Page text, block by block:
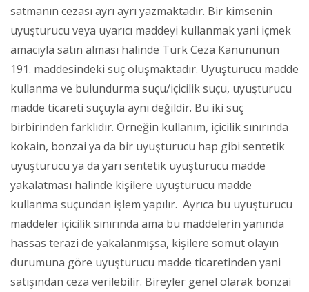
satmanın cezası ayrı ayrı yazmaktadır. Bir kimsenin
uyuşturucu veya uyarıcı maddeyi kullanmak yani içmek
amacıyla satın alması halinde Türk Ceza Kanununun
191. maddesindeki suç oluşmaktadır. Uyuşturucu madde
kullanma ve bulundurma suçu/içicilik suçu, uyuşturucu
madde ticareti suçuyla aynı değildir. Bu iki suç
birbirinden farklıdır. Örneğin kullanım, içicilik sınırında
kokain, bonzai ya da bir uyuşturucu hap gibi sentetik
uyuşturucu ya da yarı sentetik uyuşturucu madde
yakalatması halinde kişilere uyuşturucu madde
kullanma suçundan işlem yapılır. Ayrıca bu uyuşturucu
maddeler içicilik sınırında ama bu maddelerin yanında
hassas terazi de yakalanmışsa, kişilere somut olayın
durumuna göre uyuşturucu madde ticaretinden yani
satışından ceza verilebilir. Bireyler genel olarak bonzai